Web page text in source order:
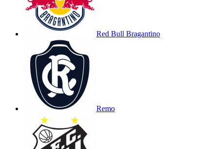
Red Bull Bragantino
Remo